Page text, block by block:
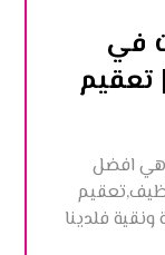
في
هي افضل
فلدينا